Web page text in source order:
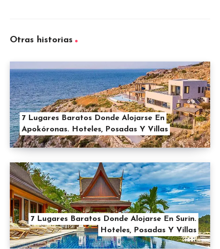
Otras historias
7 Lugares Baratos Donde Alojarse En
Apokóronas. Hoteles, Posadas Y Villas
7 Lugares Baratos Donde Alojarse En Surin.
Hoteles, Posadas Y Villas